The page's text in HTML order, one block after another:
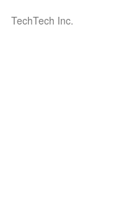
TechTech Inc.